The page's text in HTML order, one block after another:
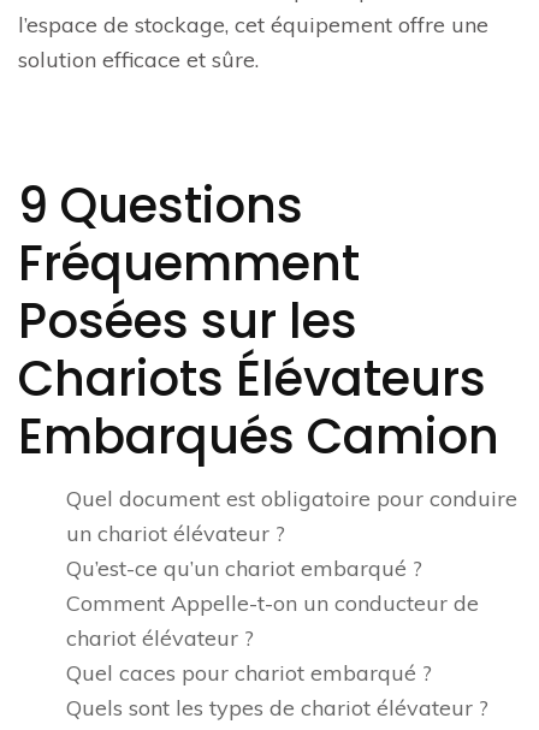
l’espace de stockage, cet équipement offre une
solution efficace et sûre.
9 Questions
Fréquemment
Posées sur les
Chariots Élévateurs
Embarqués Camion
Quel document est obligatoire pour conduire
un chariot élévateur ?
Qu’est-ce qu’un chariot embarqué ?
Comment Appelle-t-on un conducteur de
chariot élévateur ?
Quel caces pour chariot embarqué ?
Quels sont les types de chariot élévateur ?